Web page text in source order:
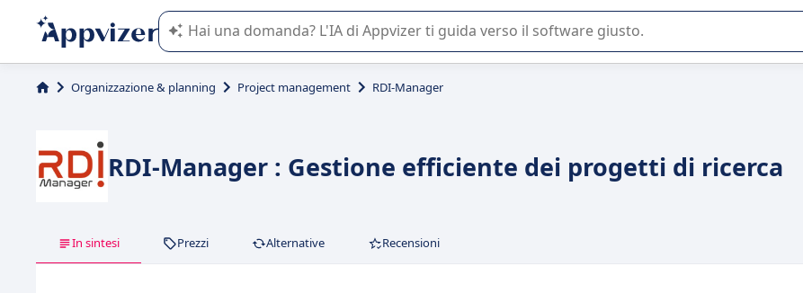
L'IA di Appvizer vi guida nell'utilizzo o nella scelta di un software SaaS per la vostra azienda.
Organizzazione & planning Project management RDI-Manager
RDI-Manager : Gestione efficiente dei progetti di ricerca
In sintesi Prezzi Alternative Recensioni